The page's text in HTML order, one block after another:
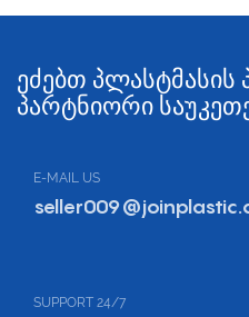
ეძებთ პლასტმასის
პარტნიორი
E-MAIL US
SUPPORT 24/7